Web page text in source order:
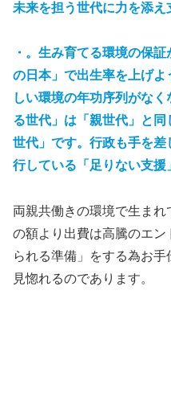
未来を担う世代に力を添え
・。生み育てる環境の保
の日本」で出生率を上げよ
しい環境の年功序列がなく
る世代」は「親世代」と
世代」です。行政も手を
行している「足りない支援
両親共働きの環境で生ま
の額より出費は高騰のエ
られる準備」をする為お手
見惚れるのであります。